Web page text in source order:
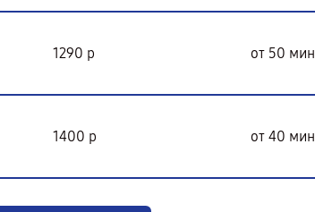
1290 р от 50 мин
1400 р от 40 мин